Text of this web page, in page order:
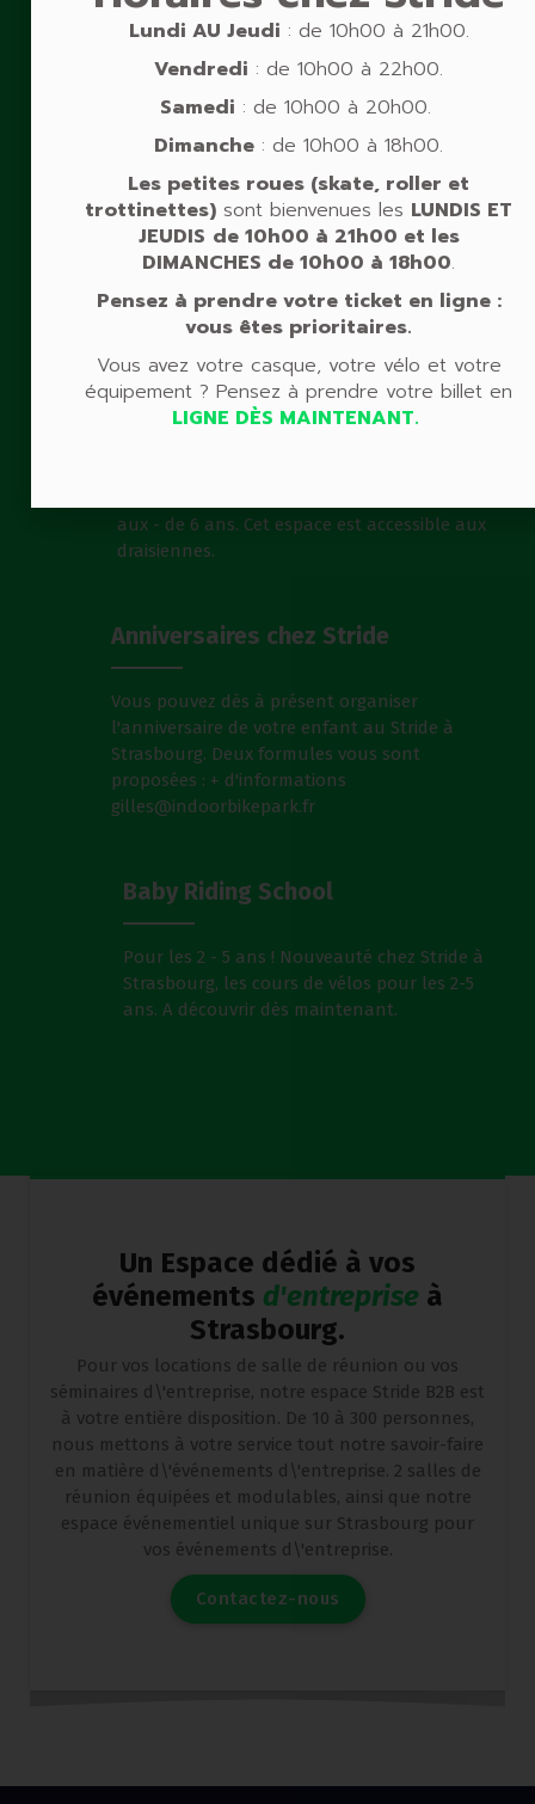
Une école de vélo à Strasbourg à partir de 6
ans dans votre Stride Strasbourg Indoor Bike
Park. Vous pouvez vous inscrire dès
Billetterie CE
Votre Parc de loisirs sportifs à Strasbourg
vous propose des tickets à tarifs CE ou tarifs
entreprises.
Mini Stride : le vélo accessible aux
plus petits
aux - de 6 ans. Cet espace est accessible aux
draisiennes.
Anniversaires chez Stride
Vous pouvez dès à présent organiser
l'anniversaire de votre enfant au Stride à
Strasbourg. Deux formules vous sont
proposées : + d'informations
gilles@indoorbikepark.fr
Baby Riding School
Pour les 2 - 5 ans ! Nouveauté chez Stride à
Strasbourg, les cours de vélos pour les 2-5
ans. A découvrir dès maintenant.
Un Espace dédié à vos
événements d'entreprise à
Strasbourg.
Pour vos locations de salle de réunion ou vos
séminaires d\'entreprise, notre espace Stride B2B est
à votre entière disposition. De 10 à 300 personnes,
nous mettons à votre service tout notre savoir-faire
en matière d\'événements d\'entreprise. 2 salles de
réunion équipées et modulables, ainsi que notre
espace événementiel unique sur Strasbourg pour
vos événements d\'entreprise.
Contactez-nous
Lundi AU Jeudi : de 10h00 à 21h00.
Vendredi : de 10h00 à 22h00.
Samedi : de 10h00 à 20h00.
Dimanche : de 10h00 à 18h00.
Les petites roues (skate, roller et
trottinettes) sont bienvenues les LUNDIS ET
JEUDIS de 10h00 à 21h00 et les
DIMANCHES de 10h00 à 18h00.
Pensez à prendre votre ticket en ligne :
vous êtes prioritaires.
Vous avez votre casque, votre vélo et votre
équipement ? Pensez à prendre votre billet en
LIGNE DÈS MAINTENANT.